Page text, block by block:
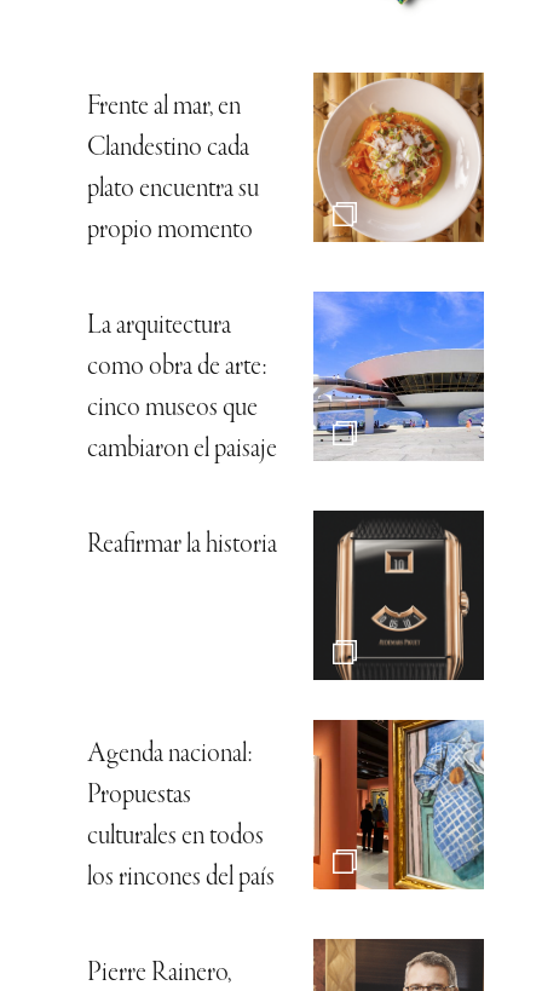
Frente al mar, en
Clandestino cada
plato encuentra su
propio momento
La arquitectura
como obra de arte:
cinco museos que
cambiaron el paisaje
Reafirmar la historia
Agenda nacional:
Propuestas
culturales en todos
los rincones del país
Pierre Rainero,